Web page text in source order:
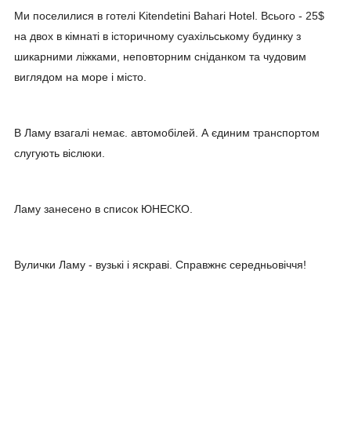
Ми поселилися в готелі Kitendetini Bahari Hotel. Всього - 25$
на двох в кімнаті в історичному суахільському будинку з
шикарними ліжками, неповторним сніданком та чудовим
виглядом на море і місто.
В Ламу взагалі немає. автомобілей. А єдиним транспортом
слугують віслюки.
Ламу занесено в список ЮНЕСКО.
Вулички Ламу - вузькі і яскраві. Справжнє середньовіччя!